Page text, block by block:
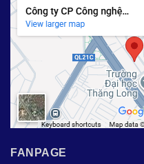
FANPAGE